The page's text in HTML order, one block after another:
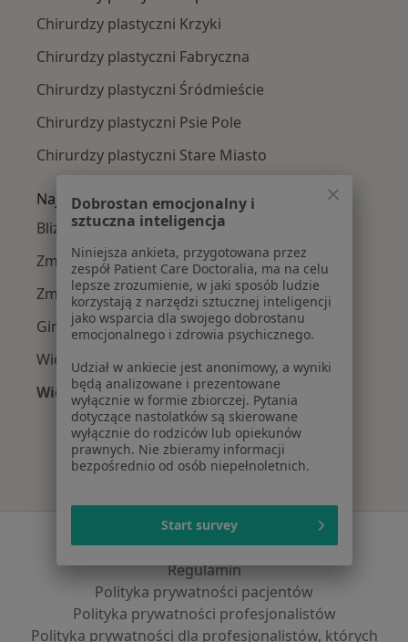
Chirurdzy plastyczni Krzyki
Chirurdzy plastyczni Fabryczna
Chirurdzy plastyczni Śródmieście
Chirurdzy plastyczni Psie Pole
Chirurdzy plastyczni Stare Miasto
Najczęście leczone choroby
Blizny w Wrocławiu
Zmiany skórne w Wrocławiu
Zmarszczki w Wrocławiu
Ginekomastia w Wrocławiu
Wiotkość skóry w Wrocławiu
Więcej (15)
Więcej w kategorii: Najczęście leczone
Serwis
Regulamin
Polityka prywatności pacjentów
Polityka prywatności profesjonalistów
Polityka prywatności dla profesjonalistów, których
Dobrostan emocjonalny i
sztuczna inteligencja
Niniejsza ankieta, przygotowana przez
zespół Patient Care Doctoralia, ma na celu
lepsze zrozumienie, w jaki sposób ludzie
korzystają z narzędzi sztucznej inteligencji
jako wsparcia dla swojego dobrostanu
emocjonalnego i zdrowia psychicznego.
Udział w ankiecie jest anonimowy, a wyniki
będą analizowane i prezentowane
wyłącznie w formie zbiorczej. Pytania
dotyczące nastolatków są skierowane
wyłącznie do rodziców lub opiekunów
prawnych. Nie zbieramy informacji
bezpośrednio od osób niepełnoletnich.
Start survey